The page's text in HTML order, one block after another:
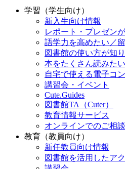
学習（学生向け）
新入生向け情報
レポート・プレゼン
語学力を高めたい／
図書館の使い方が知
本をたくさん読みたい
自宅で使える電子コ
講習会・イベント
Cute.Guides
図書館TA（Cuter）
教育情報サービス
オンラインでのご相談
教育（教員向け）
新任教員向け情報
図書館を活用したア